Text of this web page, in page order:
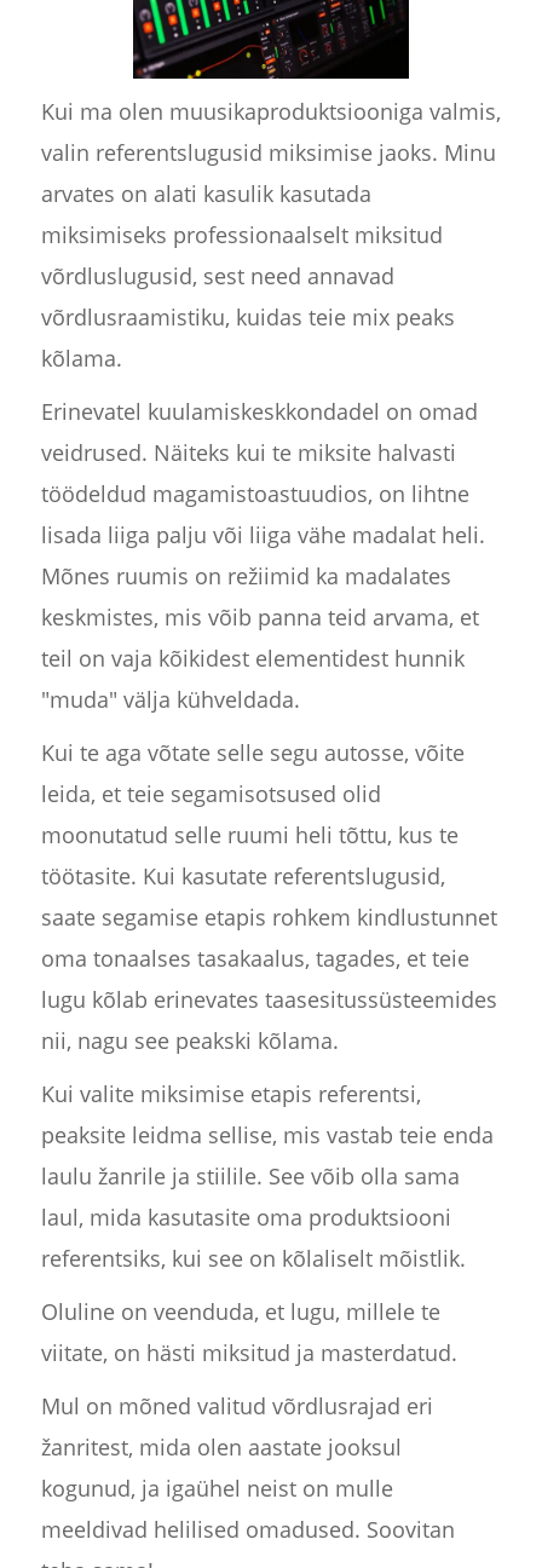
Kui ma olen muusikaproduktsiooniga valmis,
valin referentslugusid miksimise jaoks. Minu
arvates on alati kasulik kasutada
miksimiseks professionaalselt miksitud
võrdluslugusid, sest need annavad
võrdlusraamistiku, kuidas teie mix peaks
kõlama.
Erinevatel kuulamiskeskkondadel on omad
veidrused. Näiteks kui te miksite halvasti
töödeldud magamistoastuudios, on lihtne
lisada liiga palju või liiga vähe madalat heli.
Mõnes ruumis on režiimid ka madalates
keskmistes, mis võib panna teid arvama, et
teil on vaja kõikidest elementidest hunnik
"muda" välja kühveldada.
Kui te aga võtate selle segu autosse, võite
leida, et teie segamisotsused olid
moonutatud selle ruumi heli tõttu, kus te
töötasite. Kui kasutate referentslugusid,
saate segamise etapis rohkem kindlustunnet
oma tonaalses tasakaalus, tagades, et teie
lugu kõlab erinevates taasesitussüsteemides
nii, nagu see peakski kõlama.
Kui valite miksimise etapis referentsi,
peaksite leidma sellise, mis vastab teie enda
laulu žanrile ja stiilile. See võib olla sama
laul, mida kasutasite oma produktsiooni
referentsiks, kui see on kõlaliselt mõistlik.
Oluline on veenduda, et lugu, millele te
viitate, on hästi miksitud ja masterdatud.
Mul on mõned valitud võrdlusrajad eri
žanritest, mida olen aastate jooksul
kogunud, ja igaühel neist on mulle
meeldivad helilised omadused. Soovitan